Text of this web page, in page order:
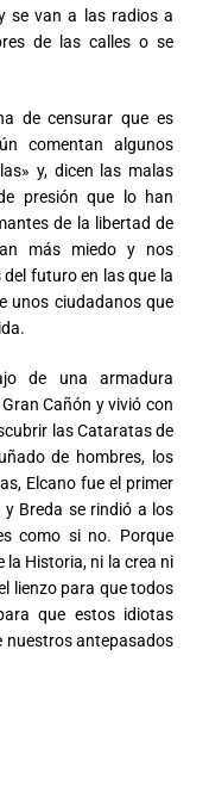
se van a las radios a
de las calles o se
de censurar que es
comentan algunos
y, dicen las malas
presión que lo han
de la libertad de
más miedo y nos
futuro en las que la
unos ciudadanos que
de una armadura
Cañón y vivió con
las Cataratas de
de hombres, los
Elcano fue el primer
Breda se rindió a los
como si no. Porque
la Historia, ni la crea ni
lienzo para que todos
que estos idiotas
nuestros antepasados